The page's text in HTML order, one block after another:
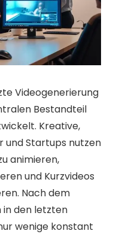
Videogenerierung
Bestandteil
Kreative,
und Startups nutzen
animieren,
und Kurzvideos
Nach dem
den letzten
wenige konstant